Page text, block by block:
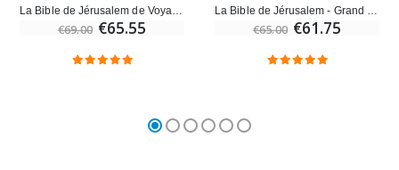
€69.00 €65.55 €65.00 €61.75